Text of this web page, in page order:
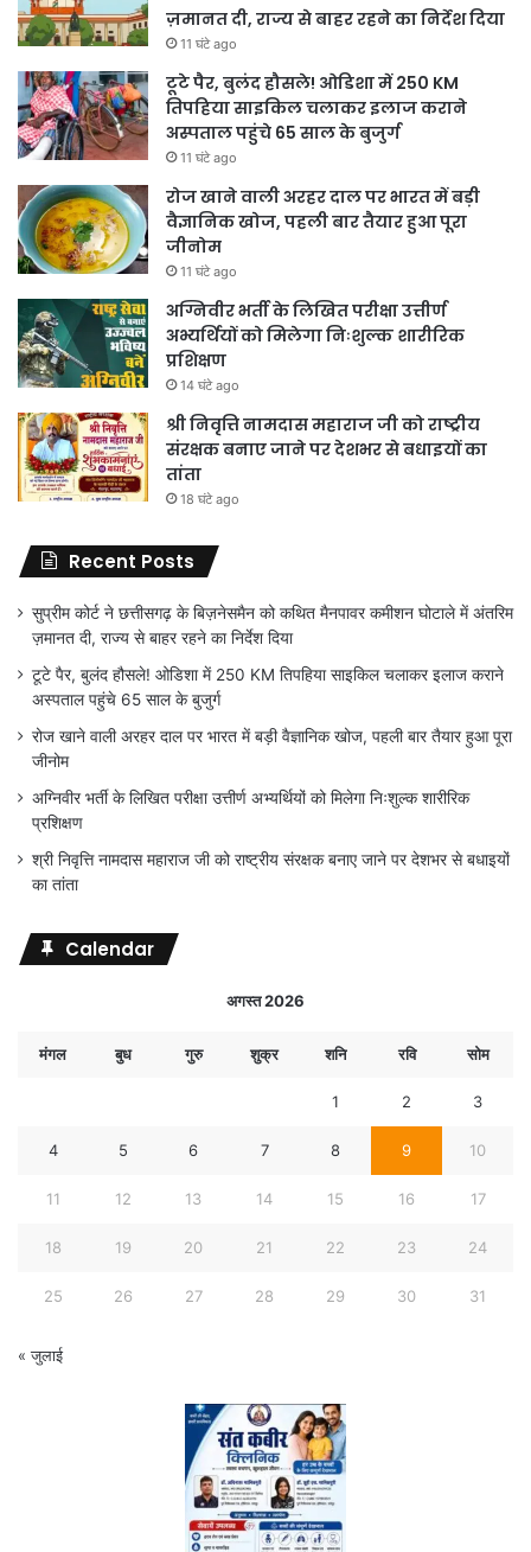
ज़मानत दी, राज्य से बाहर रहने का निर्देश दिया
11 घंटे ago
टूटे पैर, बुलंद हौसले! ओडिशा में 250 KM
तिपहिया साइकिल चलाकर इलाज कराने
अस्पताल पहुंचे 65 साल के बुजुर्ग
11 घंटे ago
रोज खाने वाली अरहर दाल पर भारत में बड़ी
वैज्ञानिक खोज, पहली बार तैयार हुआ पूरा
जीनोम
11 घंटे ago
अग्निवीर भर्ती के लिखित परीक्षा उत्तीर्ण
अभ्यर्थियों को मिलेगा निःशुल्क शारीरिक
प्रशिक्षण
14 घंटे ago
श्री निवृत्ति नामदास महाराज जी को राष्ट्रीय
संरक्षक बनाए जाने पर देशभर से बधाइयों का
तांता
18 घंटे ago
Recent Posts
सुप्रीम कोर्ट ने छत्तीसगढ़ के बिज़नेसमैन को कथित मैनपावर कमीशन घोटाले में अंतरिम
ज़मानत दी, राज्य से बाहर रहने का निर्देश दिया
टूटे पैर, बुलंद हौसले! ओडिशा में 250 KM तिपहिया साइकिल चलाकर इलाज कराने
अस्पताल पहुंचे 65 साल के बुजुर्ग
रोज खाने वाली अरहर दाल पर भारत में बड़ी वैज्ञानिक खोज, पहली बार तैयार हुआ पूरा
जीनोम
अग्निवीर भर्ती के लिखित परीक्षा उत्तीर्ण अभ्यर्थियों को मिलेगा निःशुल्क शारीरिक
प्रशिक्षण
श्री निवृत्ति नामदास महाराज जी को राष्ट्रीय संरक्षक बनाए जाने पर देशभर से बधाइयों
का तांता
Calendar
अगस्त 2026
मंगल बुध गुरु शुक्र शनि रवि सोम
1 2 3
4 5 6 7 8 9 10
11 12 13 14 15 16 17
18 19 20 21 22 23 24
25 26 27 28 29 30 31
« जुलाई